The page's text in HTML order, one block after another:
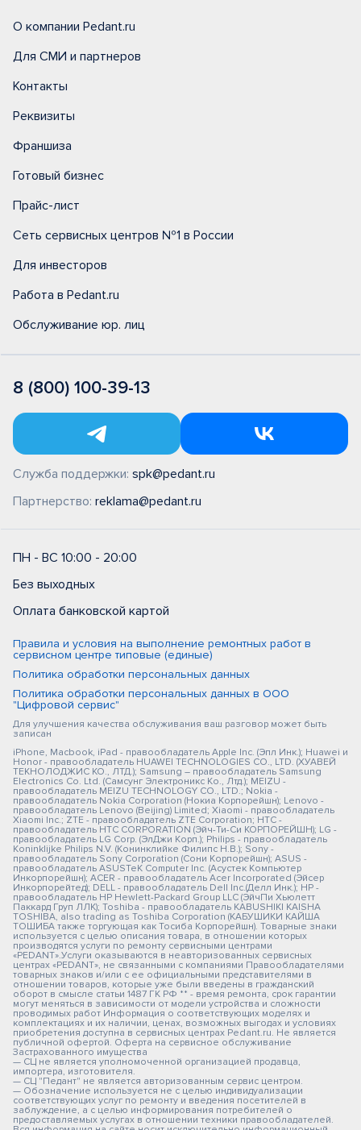
О компании Pedant.ru
Для СМИ и партнеров
Контакты
Реквизиты
Франшиза
Готовый бизнес
Прайс-лист
Сеть сервисных центров №1 в России
Для инвесторов
Работа в Pedant.ru
Обслуживание юр. лиц
8 (800) 100-39-13
Служба поддержки: spk@pedant.ru
Партнерство: reklama@pedant.ru
ПН - ВС 10:00 - 20:00
Без выходных
Оплата банковской картой
Правила и условия на выполнение ремонтных работ в
сервисном центре типовые (единые)
Политика обработки персональных данных
Политика обработки персональных данных в ООО
"Цифровой сервис"
Для улучшения качества обслуживания ваш разговор может быть
записан
iPhone, Macbook, iPad - правообладатель Apple Inc. (Эпл Инк.); Huawei и
Honor - правообладатель HUAWEI TECHNOLOGIES CO., LTD. (ХУАВЕЙ
ТЕКНОЛОДЖИС КО., ЛТД.); Samsung – правообладатель Samsung
Electronics Co. Ltd. (Самсунг Электроникс Ко., Лтд.); MEIZU -
правообладатель MEIZU TECHNOLOGY CO., LTD.; Nokia -
правообладатель Nokia Corporation (Нокиа Корпорейшн); Lenovo -
правообладатель Lenovo (Beijing) Limited; Xiaomi - правообладатель
Xiaomi Inc.; ZTE - правообладатель ZTE Corporation; HTC -
правообладатель HTC CORPORATION (Эйч-Ти-Си КОРПОРЕЙШН); LG -
правообладатель LG Corp. (ЭлДжи Корп.); Philips - правообладатель
Koninklijke Philips N.V. (Конинклийке Филипс Н.В.); Sony -
правообладатель Sony Corporation (Сони Корпорейшн); ASUS -
правообладатель ASUSTeK Computer Inc. (Асустек Компьютер
Инкорпорейшн); ACER - правообладатель Acer Incorporated (Эйсер
Инкорпорейтед); DELL - правообладатель Dell Inc.(Делл Инк.); HP -
правообладатель HP Hewlett-Packard Group LLC (ЭйчПи Хьюлетт
Паккард Груп ЛЛК); Toshiba - правообладатель KABUSHIKI KAISHA
TOSHIBA, also trading as Toshiba Corporation (КАБУШИКИ КАЙША
ТОШИБА также торгующая как Тосиба Корпорейшн). Товарные знаки
используется с целью описания товара, в отношении которых
производятся услуги по ремонту сервисными центрами
«PEDANT».Услуги оказываются в неавторизованных сервисных
центрах «PEDANT», не связанными с компаниями Правообладателями
товарных знаков и/или с ее официальными представителями в
отношении товаров, которые уже были введены в гражданский
оборот в смысле статьи 1487 ГК РФ ** - время ремонта, срок гарантии
могут меняться в зависимости от модели устройства и сложности
проводимых работ Информация о соответствующих моделях и
комплектациях и их наличии, ценах, возможных выгодах и условиях
приобретения доступна в сервисных центрах Pedant.ru. Не является
публичной офертой. Оферта на сервисное обслуживание
Застрахованного имущества
— СЦ не является уполномоченной организацией продавца,
импортера, изготовителя.
— СЦ "Педант" не является авторизованным сервис центром.
— Обозначение используется не с целью индивидуализации
соответствующих услуг по ремонту и введения посетителей в
заблуждение, а с целью информирования потребителей о
предоставляемых услугах в отношении техники правообладателей.